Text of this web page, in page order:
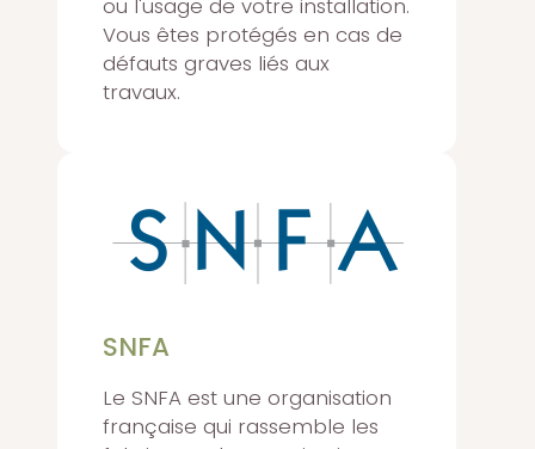
ou l'usage de votre installation.
Vous êtes protégés en cas de
défauts graves liés aux
travaux.
SNFA
Le SNFA est une organisation
française qui rassemble les